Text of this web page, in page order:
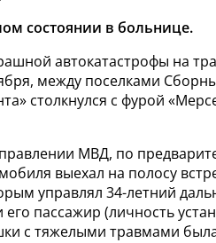
состоянии в больнице.
автокатастрофы на
между поселками
столкнулся с фурой
МВД, по
выехал на полосу
управлял 34-летний
пассажир (личность
с тяжелыми травмами